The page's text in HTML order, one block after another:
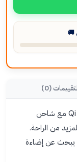
🚚
(0)
يجمع مصباح المكتب LED بقوة 15 واط بتقنية Qi مع شاحن
من الراحة.
يبحث عن إضاءة